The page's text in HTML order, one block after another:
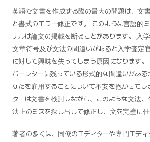
英語で文書を作成する際の最大の問題は、文
と書式のエラー修正です。 このような言語的
ナルは論文の掲載を断ることがあります。 入学
文章符号及び文法の間違いがあると入学査定
に対して興味を失ってしまう原因になります
バーレターに残っている形式的な間違いがあ
なたを雇用することについて不安を抱かせてし
ターは文書を検討しながら、このような文法
法上のミスを探し出して修正し、文を完璧に仕
著者の多くは、同僚のエディターや専門エデ